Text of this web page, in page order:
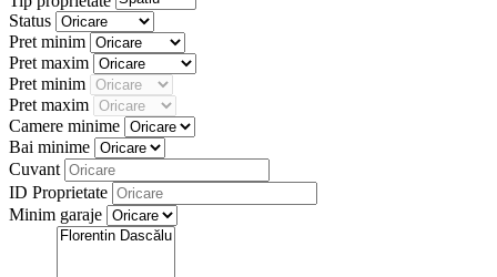
Status
Pret minim
Pret maxim
Pret minim
Pret maxim
Camere minime
Bai minime
Cuvant
ID Proprietate
Minim garaje